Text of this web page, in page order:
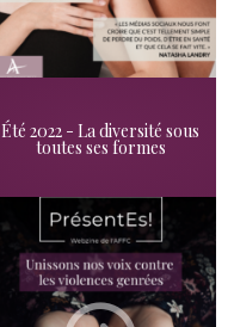
Été 2022 - La diversité sous
toutes ses formes